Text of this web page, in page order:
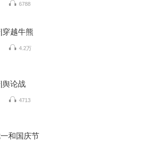
6788
穿越牛熊
4.2万
舆论战
4713
和国庆节